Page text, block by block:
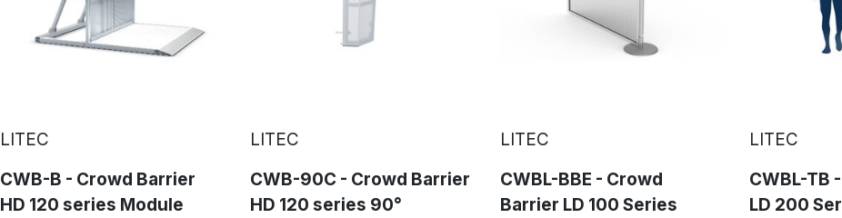
LITEC
CWB-B - Crowd Barrier
HD 120 series Module
LITEC
CWB-90C - Crowd Barrier
HD 120 series 90°
LITEC
CWBL-BBE - Crowd
Barrier LD 100 Series
LITEC
CWBL-TB
LD 200